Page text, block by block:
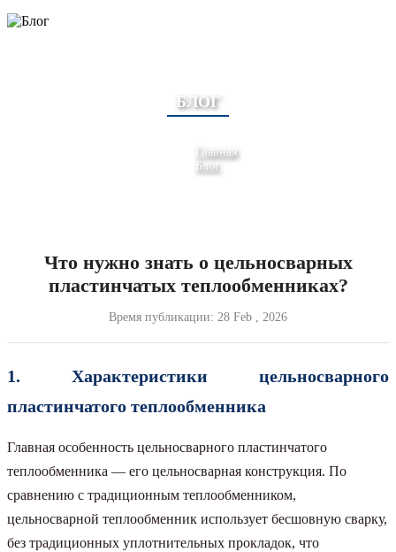
БЛОГ
Главная
Блог
Что нужно знать о цельносварных
пластинчатых теплообменниках?
Время публикации: 28 Feb , 2026
1. Характеристики цельносварного
пластинчатого теплообменника
Главная особенность цельносварного пластинчатого
теплообменника — его цельносварная конструкция. По
сравнению с традиционным теплообменником,
цельносварной теплообменник использует бесшовную сварку,
без традиционных уплотнительных прокладок, что